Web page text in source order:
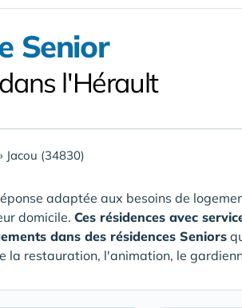
Senior
l'Hérault
Jacou (34830)
adaptée aux besoins de
domicile. Ces résidences avec
dans des résidences Seniors
la restauration, l'animation, le